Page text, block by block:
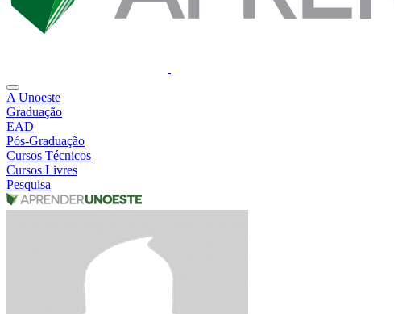
A Unoeste
Graduação
EAD
Pós-Graduação
Cursos Técnicos
Cursos Livres
Pesquisa